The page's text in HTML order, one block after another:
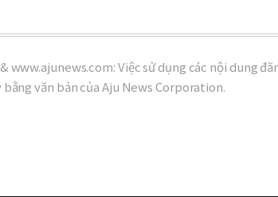
www.ajunews.com: Việc sử dụng các nội dung
văn bản của Aju News Corporation.